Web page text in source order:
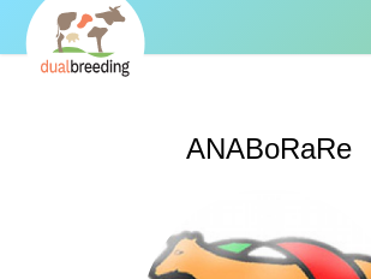
ANABoRaRe